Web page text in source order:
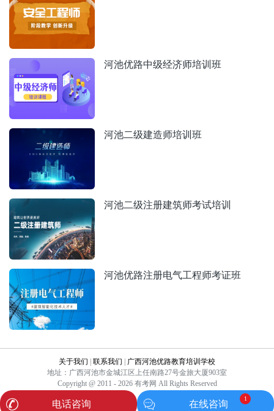
河池优路中级经济师培训班
河池二级建造师培训班
河池二级注册建筑师考试培训
河池优路注册电气工程师考证班
关于我们 联系我们
广西河池优路教育培训学校
地址：广西河池市金城江区上任南路27号金旅大厦903室
Copyright @ 2011 - 2026 有考网 All Rights Reserved
电话咨询 在线咨询
1